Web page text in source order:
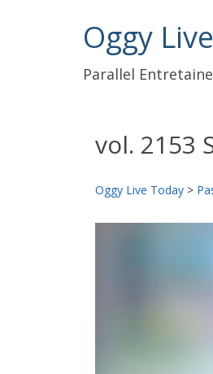
Oggy
Parallel
vol. 2153
Oggy Live Today >